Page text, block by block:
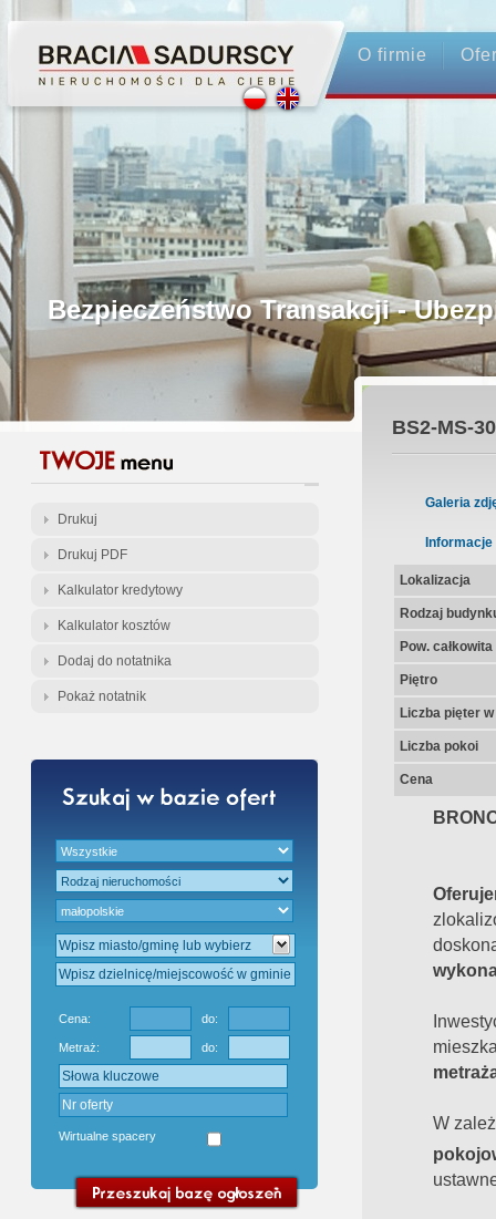
O firmie
Profesjonalne Pośrednictwo
Bezpieczeństwo Transakcji -
Licencjonowani Pośrednicy
Gwarancja Zwrotu Zadatku
Gratis - Przedwstępna Umowa
Drukuj
Drukuj PDF
Kalkulator kredytowy
Kalkulator kosztów
Dodaj do notatnika
Pokaż notatnik
Cena: do:
Metraż: do:
Wirtualne spacery
BS2-MS-
Galeria
Informacje
Lokalizacja
Rodzaj
Pow.
Piętro
Liczba pięter
Liczba pokoi
Cena
W